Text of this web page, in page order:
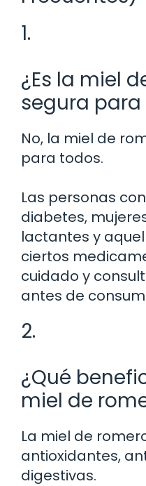
1.
¿Es la miel
segura
No, la miel de
para todos.
Las personas
diabetes,
lactantes y
ciertos
cuidado y
antes de
2.
¿Qué
miel de
La miel de
antioxidantes,
digestivas.